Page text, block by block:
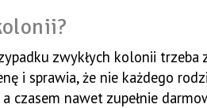
zwykłych kolonii trzeba
i sprawia, że nie każdego
czasem nawet zupełnie